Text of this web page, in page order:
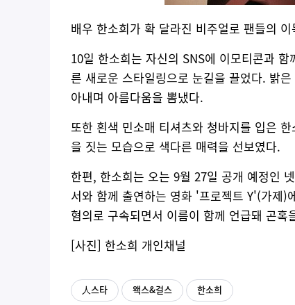
배우 한소희가 확 달라진 비주얼로 팬들의
10일 한소희는 자신의 SNS에 이모티콘과
른 새로운 스타일링으로 눈길을 끌었다. 밝
아내며 아름다움을 뽐냈다.
또한 흰색 민소매 티셔츠와 청바지를 입은
을 짓는 모습으로 색다른 매력을 선보였다.
한편, 한소희는 오는 9월 27일 공개 예정인
서와 함께 출연하는 영화 '프로젝트 Y'(가제)
혐의로 구속되면서 이름이 함께 언급돼 곤혹
[사진] 한소희 개인채널
人스타 왝스&걸스 한소희